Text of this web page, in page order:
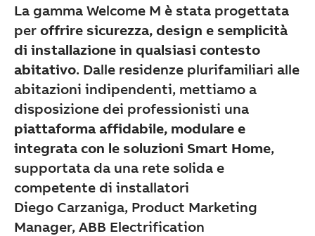
La gamma Welcome M è stata progettata
per offrire sicurezza, design e semplicità
di installazione in qualsiasi contesto
abitativo. Dalle residenze plurifamiliari alle
abitazioni indipendenti, mettiamo a
disposizione dei professionisti una
piattaforma affidabile, modulare e
integrata con le soluzioni Smart Home,
supportata da una rete solida e
competente di installatori
Diego Carzaniga, Product Marketing
Manager, ABB Electrification